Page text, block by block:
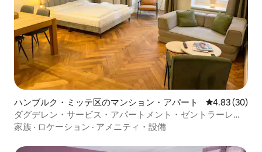
ハンブルク・ミッテ区のマンション・アパート レビュー30
4.83 (30)
ダグデレン・サービス・アパートメント・ゼントラーレ・
シティ・ラーゲ
家族 · ロケーション · アメニティ・設備